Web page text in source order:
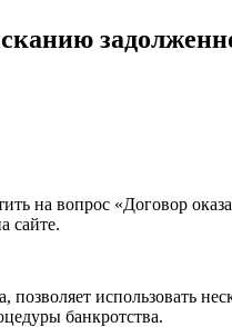
на вопрос «Договор
сайте.
использовать
банкротства.